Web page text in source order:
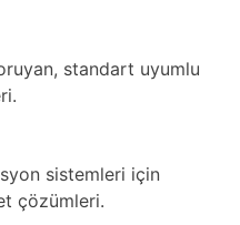
standart uyumlu
sistemleri için
çözümleri.